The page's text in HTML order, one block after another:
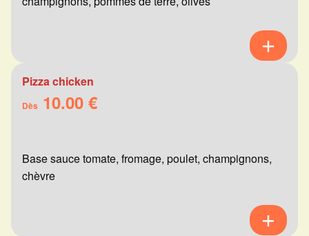
Pizza chicken
Dès 10.00 €
Base sauce tomate, fromage, poulet, champignons,
chèvre